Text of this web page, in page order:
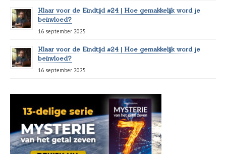
Klaar voor de Eindtijd #24 | Hoe gemakkelijk word je
beïnvloed?
16 september 2025
Klaar voor de Eindtijd #24 | Hoe gemakkelijk word je
beïnvloed?
16 september 2025